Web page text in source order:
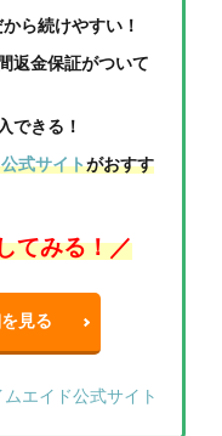
ら続けやすい！
返金保証がついて
できる！
公式サイトがおすす
てみる！／
見る
ムエイド公式サイト